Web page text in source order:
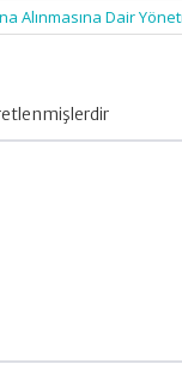
Alınmasına Dair